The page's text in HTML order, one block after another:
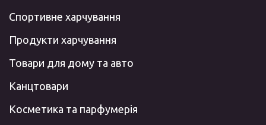
Спортивне харчування
Продукти харчування
Товари для дому та авто
Канцтовари
Косметика та парфумерія